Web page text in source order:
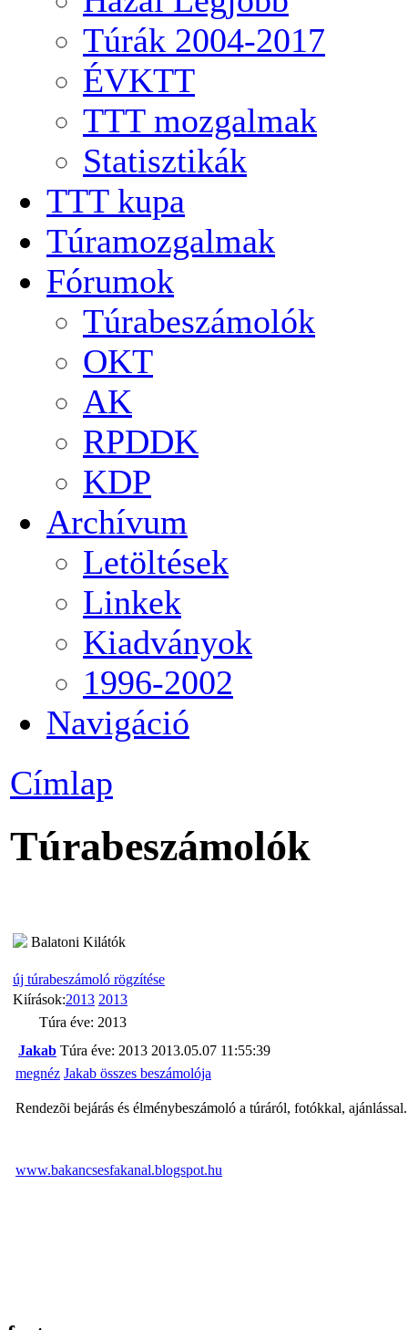
Túrák 2004-2017
ÉVKTT
TTT mozgalmak
Statisztikák
TTT kupa
Túramozgalmak
Fórumok
Túrabeszámolók
OKT
AK
RPDDK
KDP
Archívum
Letöltések
Linkek
Kiadványok
1996-2002
Navigáció
Címlap
Túrabeszámolók
Balatoni Kilátók
új túrabeszámoló rögzítése
Kiírások:2013 2013
Túra éve: 2013
Jakab Túra éve: 2013 2013.05.07 11:55:39
megnéz Jakab összes beszámolója
Rendezõi bejárás és élménybeszámoló a túráról, fotókkal, ajánlással.
www.bakancsesfakanal.blogspot.hu